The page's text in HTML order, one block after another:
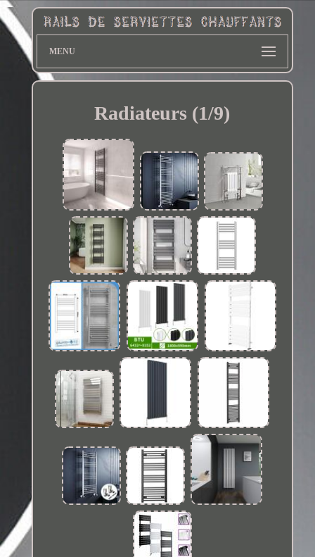
MENU
Radiateurs (1/9)